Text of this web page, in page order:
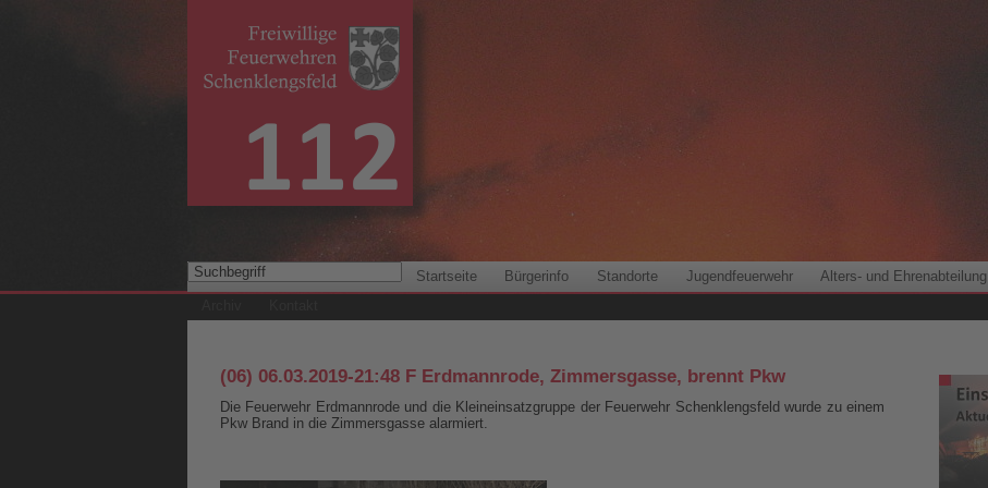
Startseite Bürgerinfo Standorte Jugendfeuerwehr Alters- und Ehrenabteilung
(06) 06.03.2019-21:48 F Erdmannrode, Zimmersgasse, brennt Pkw
Die Feuerwehr Erdmannrode und die Kleineinsatzgruppe der Feuerwehr Schenklengsfeld wurde zu einem
Pkw Brand in die Zimmersgasse alarmiert.